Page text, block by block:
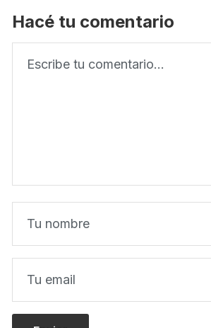
Hacé tu comentario